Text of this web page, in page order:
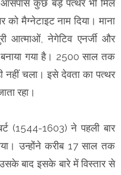
कुछ बड़े पत्थर भी मिल
मैग्नेटाइट नाम दिया। माना
आत्माओं, नेगेटिव एनर्जी और
बनाया गया है। 2500 साल तक
नहीं चला। इसे देवता का पत्थर
रहा।
(1544-1603) ने पहली बार
उन्होंने करीब 17 साल तक
बाद इसके बारे में विस्तार से